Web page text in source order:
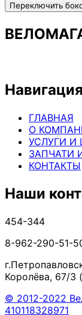
Переключить
Навигация
ГЛАВНАЯ
О
УСЛУГИ И
ЗАПЧАТИ
КОНТАКТЫ
Наши
454-344
8-962-290-51-
Королёва, 67/3
© 2012-2022
410118328971